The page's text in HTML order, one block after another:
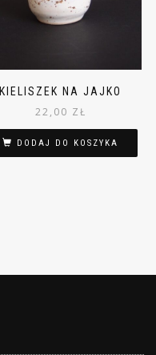
KIELISZEK NA JAJKO
22,00 ZŁ
DODAJ DO KOSZYKA